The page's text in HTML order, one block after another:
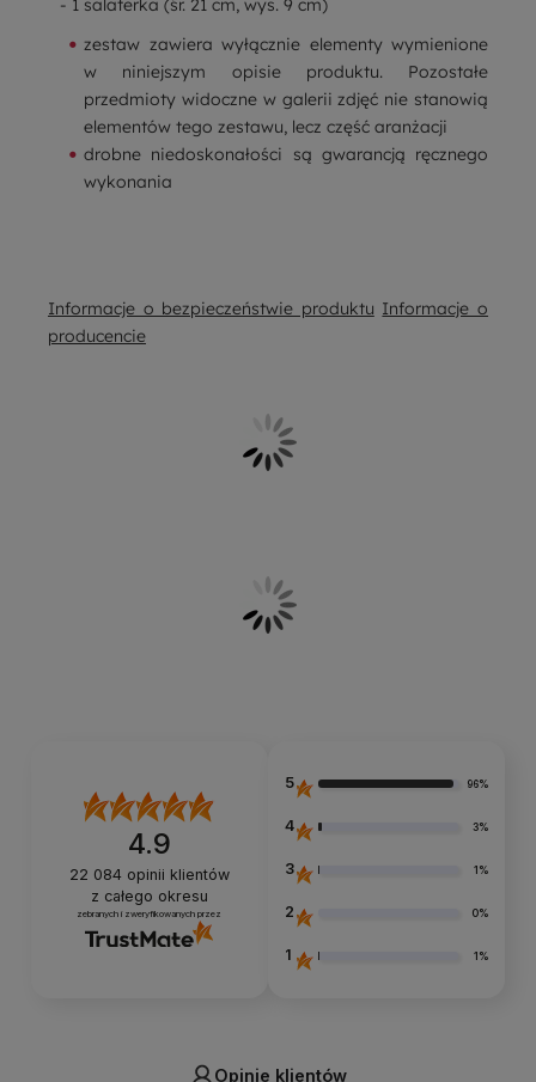
- 1 salaterka (śr. 21 cm, wys. 9 cm)
zestaw zawiera wyłącznie elementy wymienione
w niniejszym opisie produktu. Pozostałe
przedmioty widoczne w galerii zdjęć nie stanowią
elementów tego zestawu, lecz część aranżacji
drobne niedoskonałości są gwarancją ręcznego
wykonania
Informacje o bezpieczeństwie produktu Informacje o
producencie
4.9
22 084 opinii klientów
z całego okresu
zebranych i zweryfikowanych przez
5 96%
4 3%
3 1%
2 0%
1 1%
Opinie klientów